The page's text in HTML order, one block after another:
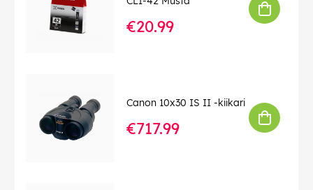
€20.99
Canon 10x30 IS II -kiikari
€717.99